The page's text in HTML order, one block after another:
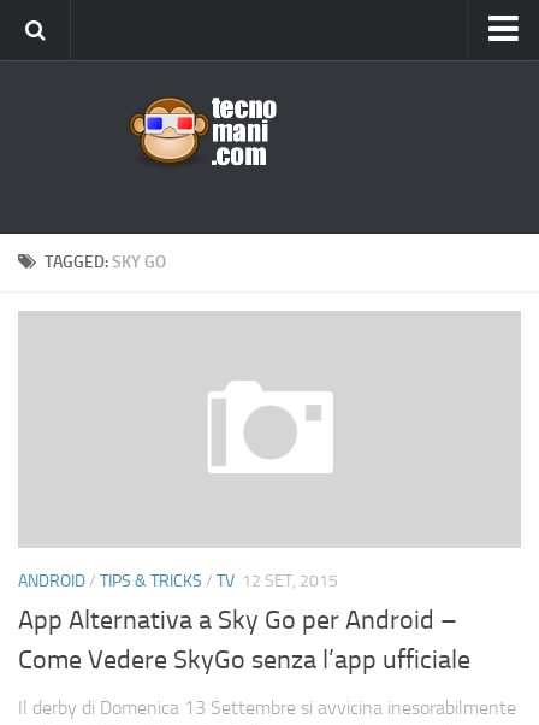
Windows
News
Cerca
TAGGED:SKY GO
ANDROID/ TIPS & TRICKS / TV 12 SET, 2015
App Alternativa a Sky Go per Android –
Come Vedere SkyGo senza l’app ufficiale
Il derby di Domenica 13 Settembre si avvicina inesorabilmente